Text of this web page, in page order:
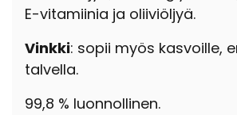
E-vitamiinia ja oliiviöljyä.
Vinkki: sopii myös kasvoille,
talvella.
99,8 % luonnollinen.